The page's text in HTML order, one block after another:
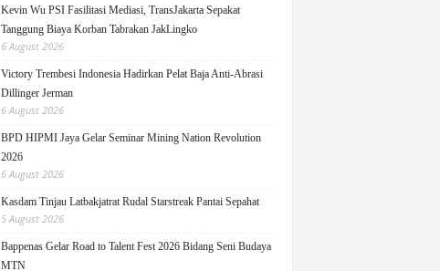
Kevin Wu PSI Fasilitasi Mediasi, TransJakarta Sepakat
Tanggung Biaya Korban Tabrakan JakLingko
6 August 2026
Victory Trembesi Indonesia Hadirkan Pelat Baja Anti-Abrasi
Dillinger Jerman
6 August 2026
BPD HIPMI Jaya Gelar Seminar Mining Nation Revolution
2026
6 August 2026
Kasdam Tinjau Latbakjatrat Rudal Starstreak Pantai Sepahat
5 August 2026
Bappenas Gelar Road to Talent Fest 2026 Bidang Seni Budaya
MTN